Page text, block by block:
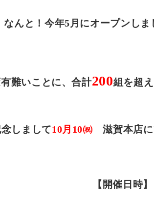
なんと！今年5月にオープンし
難いことに、合計200組を超
しまして10月10㈷ 滋賀本店に
【開催日時】